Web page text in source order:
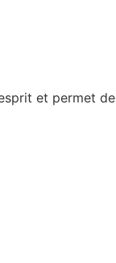
et permet de